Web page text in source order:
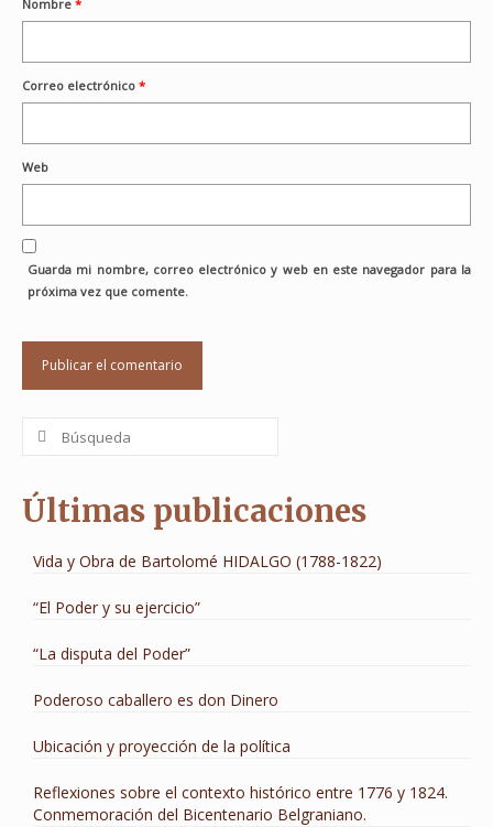
Nombre *
Correo electrónico *
Web
Guarda mi nombre, correo electrónico y web en este navegador para la
próxima vez que comente.
Buscar
Últimas publicaciones
Vida y Obra de Bartolomé HIDALGO (1788-1822)
“El Poder y su ejercicio”
“La disputa del Poder”
Poderoso caballero es don Dinero
Ubicación y proyección de la política
Reflexiones sobre el contexto histórico entre 1776 y 1824.
Conmemoración del Bicentenario Belgraniano.